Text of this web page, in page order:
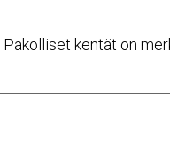
Pakolliset kentät on